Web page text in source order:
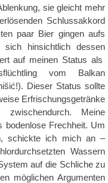
sie gleicht mehr
Schlussakkord
paar Bier gingen aufs
sich hinsichtlich dessen
auf meinen Status als
vom Balkan
Dieser Status sollte
Erfrischungsgetränke
Meine
bodenlose Frechheit. Um
schickte ich mich an –
Wassern
auf die Schliche zu
möglichen Argumenten